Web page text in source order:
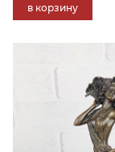
в корзину